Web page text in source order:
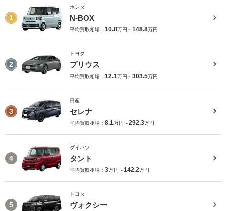
1
ホンダ
N-BOX
平均買取相場： 10.8万円～148.8万円
2
トヨタ
プリウス
平均買取相場： 12.1万円～303.5万円
3
日産
セレナ
平均買取相場： 8.1万円～292.3万円
4
ダイハツ
タント
平均買取相場： 3万円～142.2万円
5
トヨタ
ヴォクシー